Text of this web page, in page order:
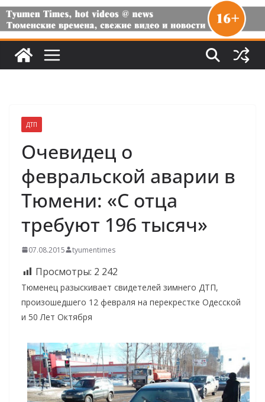
ДТП
Очевидец о
февральской аварии в
Тюмени: «С отца
требуют 196 тысяч»
07.08.2015 tyumentimes
Просмотры: 2 242
Тюменец разыскивает свидетелей зимнего ДТП,
произошедшего 12 февраля на перекрестке Одесской
и 50 Лет Октября